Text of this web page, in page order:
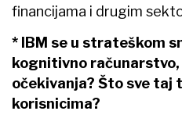
financijama i drugim
* IBM se u strateškom
kognitivno računarstvo,
očekivanja? Što sve taj
korisnicima?